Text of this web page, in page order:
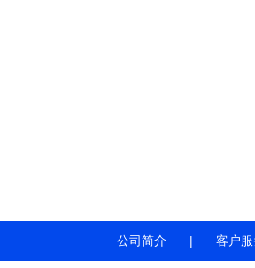
公司简介 | 客户